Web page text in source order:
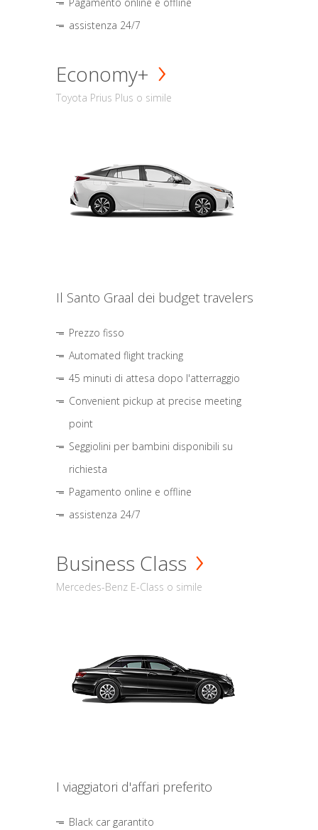
assistenza 24/7
Economy+
Toyota Prius Plus o simile
Il Santo Graal dei budget travelers
Prezzo fisso
Automated flight tracking
45 minuti di attesa dopo l'atterraggio
Convenient pickup at precise meeting
point
Seggiolini per bambini disponibili su
richiesta
Pagamento online e offline
assistenza 24/7
Business Class
Mercedes-Benz E-Class o simile
I viaggiatori d'affari preferito
Black car garantito